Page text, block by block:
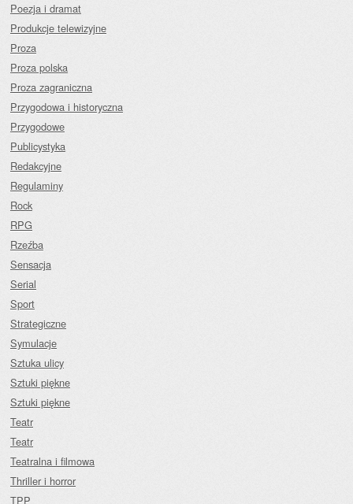
Poezja i dramat
Produkcje telewizyjne
Proza
Proza polska
Proza zagraniczna
Przygodowa i historyczna
Przygodowe
Publicystyka
Redakcyjne
Regulaminy
Rock
RPG
Rzeźba
Sensacja
Serial
Sport
Strategiczne
Symulacje
Sztuka ulicy
Sztuki piękne
Sztuki piękne
Teatr
Teatr
Teatralna i filmowa
Thriller i horror
TPP